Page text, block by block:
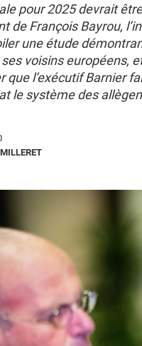
pour 2025 devrait
de François Bayrou,
une étude
voisins européens,
que l’exécutif Barnier
le système des